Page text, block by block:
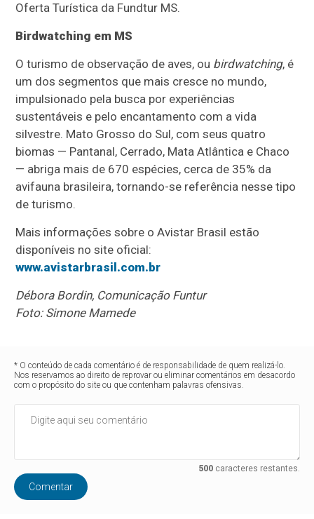
Oferta Turística da Fundtur MS.
Birdwatching em MS
O turismo de observação de aves, ou birdwatching, é
um dos segmentos que mais cresce no mundo,
impulsionado pela busca por experiências
sustentáveis e pelo encantamento com a vida
silvestre. Mato Grosso do Sul, com seus quatro
biomas — Pantanal, Cerrado, Mata Atlântica e Chaco
— abriga mais de 670 espécies, cerca de 35% da
avifauna brasileira, tornando-se referência nesse tipo
de turismo.
Mais informações sobre o Avistar Brasil estão
disponíveis no site oficial:
www.avistarbrasil.com.br
Débora Bordin, Comunicação Funtur
Foto: Simone Mamede
* O conteúdo de cada comentário é de responsabilidade de quem realizá-lo.
Nos reservamos ao direito de reprovar ou eliminar comentários em desacordo
com o propósito do site ou que contenham palavras ofensivas.
500caracteres restantes.
Comentar